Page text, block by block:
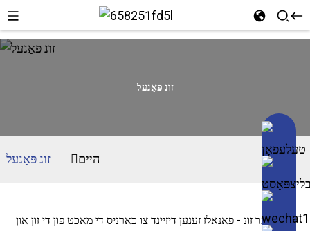
זונ פּאַנעל
היים זונ פּאַנעל
אונדזער זונ - פּאַנאַלז זענען דיזיינד צו כאַרניס די מאַכט פון די זון און